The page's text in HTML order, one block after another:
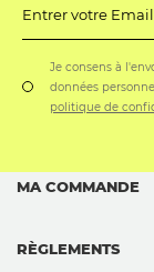
Entrer votre Email
Je consens à
données
politique de
MA COMMANDE
RÈGLEMENTS